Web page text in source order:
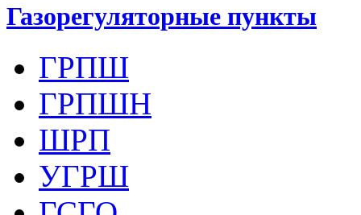
Газорегуляторные пункты
ГРПШ
ГРПШН
ШРП
УГРШ